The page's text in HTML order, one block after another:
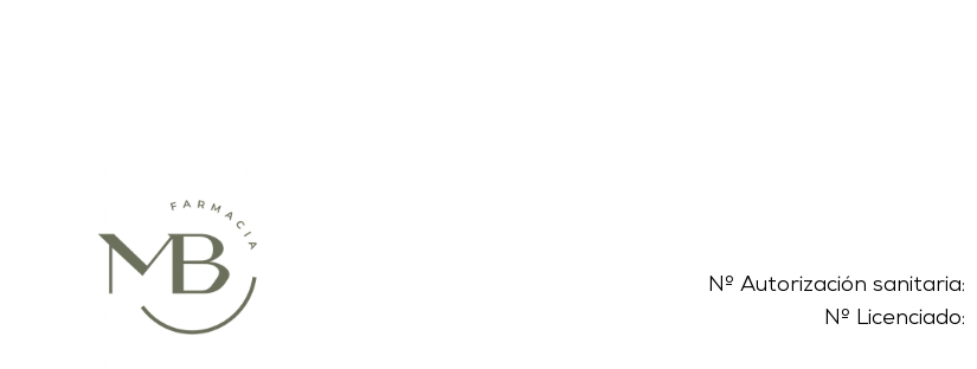
Nº Autorización sanitaria:
Nº Licenciado: